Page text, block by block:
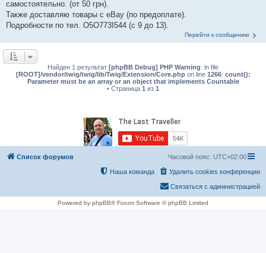
самостоятельно. (от 50 грн).
Также доставляю товары с eBay (по предоплате).
Подробности по тел. О5О773I544 (с 9 до 13).
Перейти к сообщению
Найден 1 результат [phpBB Debug] PHP Warning: in file
[ROOT]/vendor/twig/twig/lib/Twig/Extension/Core.phpon line 1266: count():
Parameter must be an array or an object that implements Countable
• Страница 1 из 1
Список форумов Часовой пояс: UTC+02:00
Удалить cookies конференции
Наша команда
Связаться с администрацией
Powered by phpBB® Forum Software © phpBB Limited